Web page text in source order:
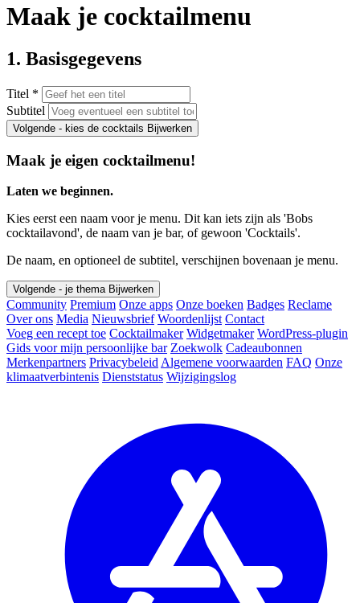
Maak je cocktailmenu
1. Basisgegevens
Titel *
Subtitel
Volgende - kies de cocktails Bijwerken
Maak je eigen cocktailmenu!
Laten we beginnen.
Kies eerst een naam voor je menu. Dit kan iets zijn als 'Bobs
cocktailavond', de naam van je bar, of gewoon 'Cocktails'.
De naam, en optioneel de subtitel, verschijnen bovenaan je menu.
Volgende - je thema Bijwerken
Community Premium Onze apps Onze boeken Badges Reclame
Over ons Media Nieuwsbrief Woordenlijst Contact
Voeg een recept toe Cocktailmaker Widgetmaker WordPress-plugin
Gids voor mijn persoonlijke bar Zoekwolk Cadeaubonnen
Merkenpartners Privacybeleid Algemene voorwaarden FAQ Onze
klimaatverbintenis Dienststatus Wijzigingslog